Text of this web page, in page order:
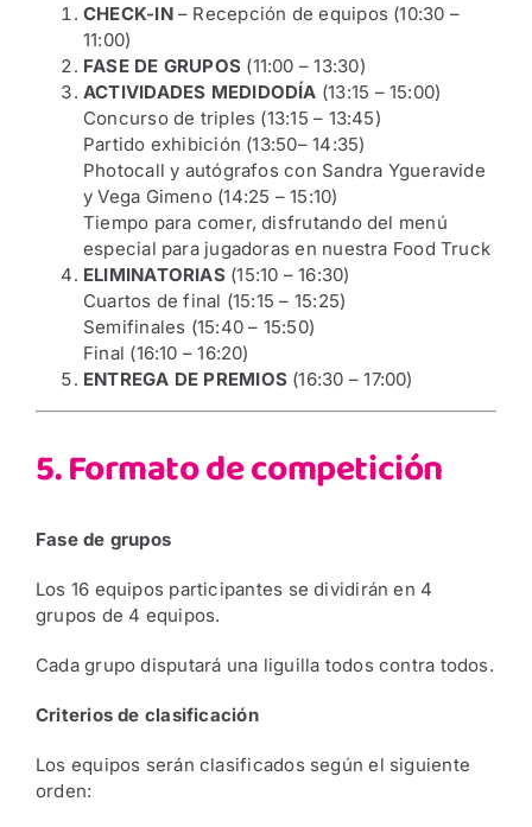
CHECK-IN– Recepción de equipos (10:30 –
11:00)
FASE DE GRUPOS (11:00 – 13:30)
ACTIVIDADES MEDIDODÍA (13:15 – 15:00)
Concurso de triples (13:15 – 13:45)
Partido exhibición (13:50– 14:35)
Photocall y autógrafos con Sandra Ygueravide
y Vega Gimeno (14:25 – 15:10)
Tiempo para comer, disfrutando del menú
especial para jugadoras en nuestra Food Truck
ELIMINATORIAS (15:10 – 16:30)
Cuartos de final (15:15 – 15:25)
Semifinales (15:40 – 15:50)
Final (16:10 – 16:20)
ENTREGA DE PREMIOS (16:30 – 17:00)
5. Formato de competición
Fase de grupos
Los 16 equipos participantes se dividirán en 4
grupos de 4 equipos.
Cada grupo disputará una liguilla todos contra todos.
Criterios de clasificación
Los equipos serán clasificados según el siguiente
orden: